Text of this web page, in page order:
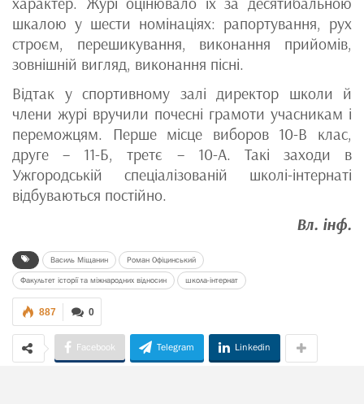
шкалою у шести номінаціях: рапортування, рух
строєм, перешикування, виконання прийомів,
зовнішній вигляд, виконання пісні.
Відтак у спортивному залі директор школи й
члени журі вручили почесні грамоти учасникам і
переможцям. Перше місце виборов 10-В клас,
друге – 11-Б, третє – 10-А. Такі заходи в
Ужгородській спеціалізованій школі-інтернаті
відбуваються постійно.
Вл. інф.
Василь Міщанин Роман Офіцинський
Факультет історії та міжнародних відносин школа-інтернат
0
887
Facebook Telegram Linkedin